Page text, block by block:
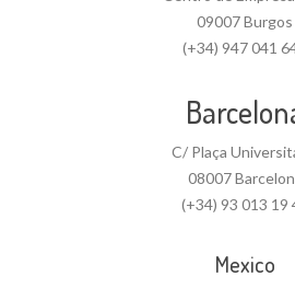
09007 Burgos
(+34) 947 041
C/ Plaça
08007
(+34) 93 013 19
Mexico